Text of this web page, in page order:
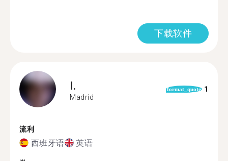
下载软件
I.
Madrid
format_quote 1
流利
西班牙语 英语